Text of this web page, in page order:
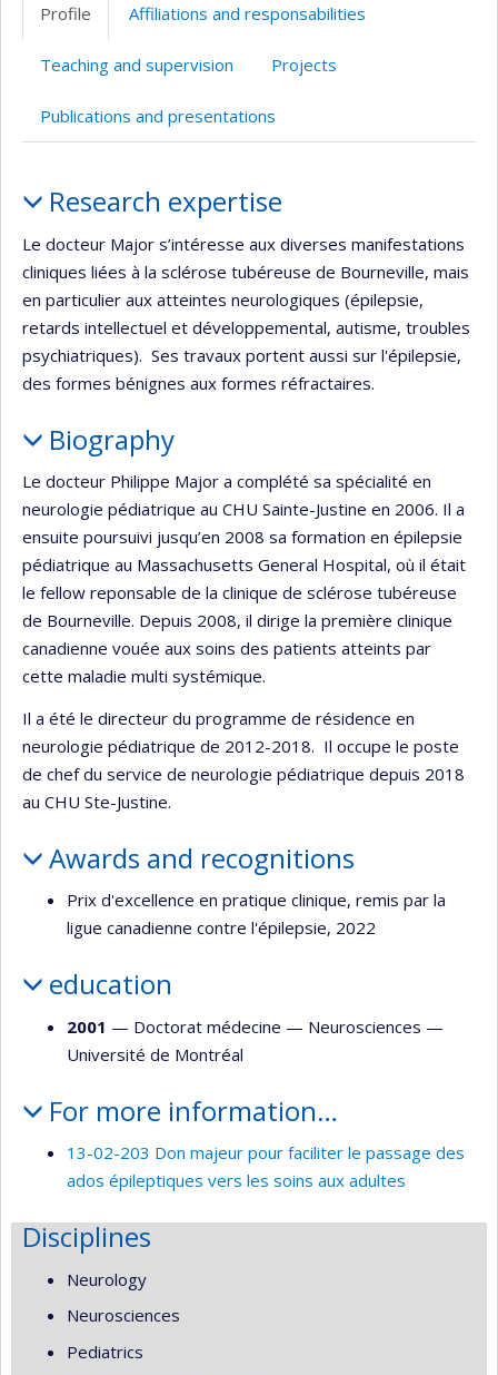
Profile Affiliations and responsabilities
Teaching and supervision Projects
Publications and presentations
Research expertise
Le docteur Major s’intéresse aux diverses manifestations
cliniques liées à la sclérose tubéreuse de Bourneville, mais
en particulier aux atteintes neurologiques (épilepsie,
retards intellectuel et développemental, autisme, troubles
psychiatriques). Ses travaux portent aussi sur l'épilepsie,
des formes bénignes aux formes réfractaires.
Biography
Le docteur Philippe Major a complété sa spécialité en
neurologie pédiatrique au CHU Sainte-Justine en 2006. Il a
ensuite poursuivi jusqu’en 2008 sa formation en épilepsie
pédiatrique au Massachusetts General Hospital, où il était
le fellow reponsable de la clinique de sclérose tubéreuse
de Bourneville. Depuis 2008, il dirige la première clinique
canadienne vouée aux soins des patients atteints par
cette maladie multi systémique.
Il a été le directeur du programme de résidence en
neurologie pédiatrique de 2012-2018. Il occupe le poste
de chef du service de neurologie pédiatrique depuis 2018
au CHU Ste-Justine.
Awards and recognitions
Prix d'excellence en pratique clinique, remis par la
ligue canadienne contre l'épilepsie, 2022
education
2001 — Doctorat médecine — Neurosciences —
Université de Montréal
For more information…
13-02-203 Don majeur pour faciliter le passage des
ados épileptiques vers les soins aux adultes
Disciplines
Neurology
Neurosciences
Pediatrics